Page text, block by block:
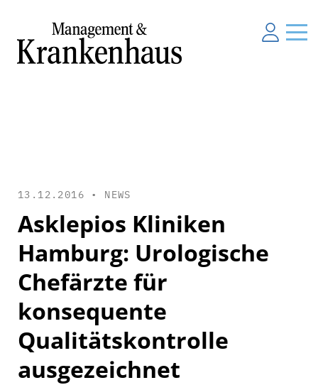
13.12.2016 • NEWS
Asklepios Kliniken
Hamburg: Urologische
Chefärzte für
konsequente
Qualitätskontrolle
ausgezeichnet